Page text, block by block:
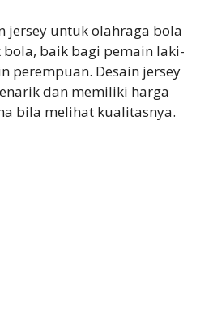
jersey untuk olahraga bola
baik bagi pemain laki-
perempuan. Desain jersey
dan memiliki harga
bila melihat kualitasnya.